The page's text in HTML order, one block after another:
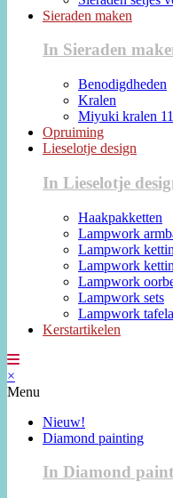
Sieraden maken
In Sieraden
Benodigdheden
Kralen
Miyuki kralen
Opruiming
Lieselotje design
In Lieselotje
Haakpakketten
Lampwork
Lampwork
Lampwork
Lampwork
Lampwork sets
Lampwork
Kerstartikelen
×
Menu
Nieuw!
Diamond painting
In Diamond